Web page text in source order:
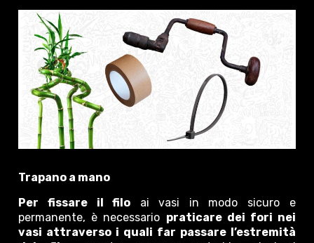
Trapano a mano
Per fissare il filo ai vasi in modo sicuro e
permanente, è necessario praticare dei fori nei
vasi attraverso i quali far passare l’estremità